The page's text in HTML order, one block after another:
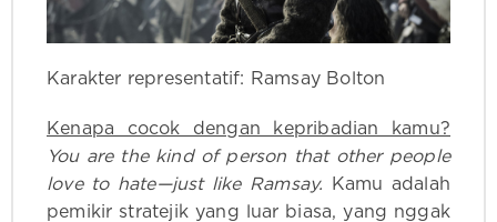
Karakter representatif: Ramsay Bolton
Kenapa cocok dengan kepribadian kamu?
You are the kind of person that other people
love to hate—just like Ramsay. Kamu adalah
pemikir stratejik yang luar biasa, yang nggak